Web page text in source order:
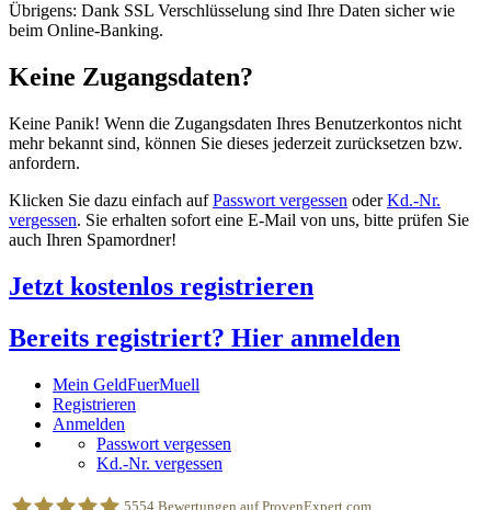
Übrigens: Dank SSL Verschlüsselung sind Ihre Daten sicher wie
beim Online-Banking.
Keine Zugangsdaten?
Keine Panik! Wenn die Zugangsdaten Ihres Benutzerkontos nicht
mehr bekannt sind, können Sie dieses jederzeit zurücksetzen bzw.
anfordern.
Klicken Sie dazu einfach aufPasswort vergessen oderKd.-Nr.
vergessen. Sie erhalten sofort eine E-Mail von uns, bitte prüfen Sie
auch Ihren Spamordner!
Jetzt kostenlos registrieren
Bereits registriert? Hier anmelden
Mein GeldFuerMuell
Registrieren
Anmelden
Passwort vergessen
Kd.-Nr. vergessen
5554 Bewertungen auf ProvenExpert.com